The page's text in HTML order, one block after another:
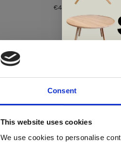
Consent
This website uses cookies
We use cookies to personalise
€4.030,00